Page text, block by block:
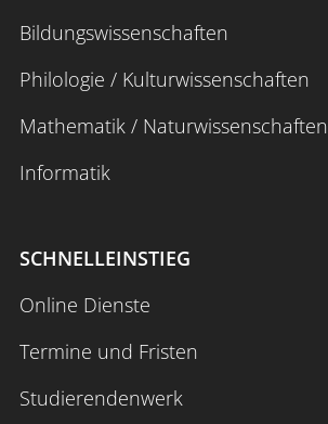
Bildungswissenschaften
Philologie / Kulturwissenschaften
Mathematik / Naturwissenschaften
Informatik
SCHNELLEINSTIEG
Online Dienste
Termine und Fristen
Studierendenwerk